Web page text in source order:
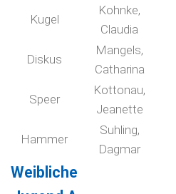
Kugel
Kohnke,
Claudia
Diskus
Mangels,
Catharina
Speer
Kottonau,
Jeanette
Hammer
Suhling,
Dagmar
Weibliche